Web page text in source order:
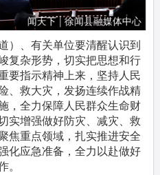
、有关单位要清醒认识到
复杂形势，切实把思想和行
要指示精神上来，坚持人民
、救大灾，发扬连续作战精
，全力保障人民群众生命财
实增强做好防灾、减灾、救
焦重点领域，扎实推进安全
化应急准备，全力以赴做好